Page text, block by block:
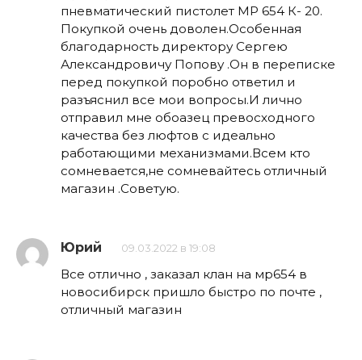
пневматический пистолет МР 654 К- 20.
Покупкой очень доволен.Особенная
благодарность директору Сергею
Александровичу Попову .Он в переписке
перед покупкой поробно ответил и
разъяснил все мои вопросы.И лично
отправил мне обоазец превосходного
качества без люфтов с идеально
работающими механизмами.Всем кто
сомневается,не сомневайтесь отличный
магазин .Советую.
Юрий 09.03.2022 в 19:08
Все отлично , заказал клан на мр654 в
новосибирск пришло быстро по почте ,
отличный магазин